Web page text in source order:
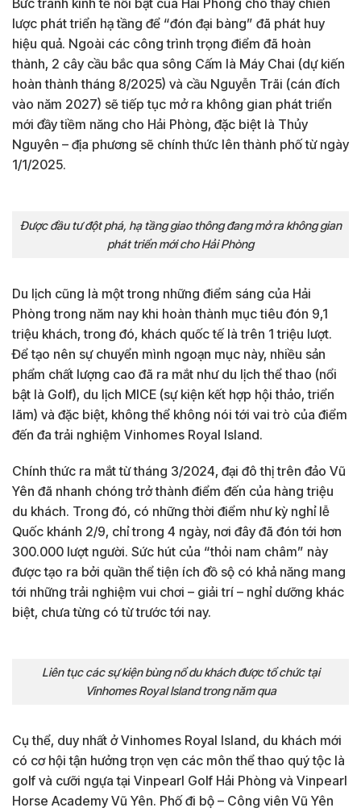
Bức tranh kinh tế nổi bật của Hải Phòng cho thấy chiến
lược phát triển hạ tầng để “đón đại bàng” đã phát huy
hiệu quả. Ngoài các công trình trọng điểm đã hoàn
thành, 2 cây cầu bắc qua sông Cấm là Máy Chai (dự kiến
hoàn thành tháng 8/2025) và cầu Nguyễn Trãi (cán đích
vào năm 2027) sẽ tiếp tục mở ra không gian phát triển
mới đầy tiềm năng cho Hải Phòng, đặc biệt là Thủy
Nguyên – địa phương sẽ chính thức lên thành phố từ ngày
1/1/2025.
Được đầu tư đột phá, hạ tầng giao thông đang mở ra không gian
phát triển mới cho Hải Phòng
Du lịch cũng là một trong những điểm sáng của Hải
Phòng trong năm nay khi hoàn thành mục tiêu đón 9,1
triệu khách, trong đó, khách quốc tế là trên 1 triệu lượt.
Để tạo nên sự chuyển mình ngoạn mục này, nhiều sản
phẩm chất lượng cao đã ra mắt như du lịch thể thao (nổi
bật là Golf), du lịch MICE (sự kiện kết hợp hội thảo, triển
lãm) và đặc biệt, không thể không nói tới vai trò của điểm
đến đa trải nghiệm Vinhomes Royal Island.
Chính thức ra mắt từ tháng 3/2024, đại đô thị trên đảo Vũ
Yên đã nhanh chóng trở thành điểm đến của hàng triệu
du khách. Trong đó, có những thời điểm như kỳ nghỉ lễ
Quốc khánh 2/9, chỉ trong 4 ngày, nơi đây đã đón tới hơn
300.000 lượt người. Sức hút của “thỏi nam châm” này
được tạo ra bởi quần thể tiện ích đồ sộ có khả năng mang
tới những trải nghiệm vui chơi – giải trí – nghỉ dưỡng khác
biệt, chưa từng có từ trước tới nay.
Liên tục các sự kiện bùng nổ du khách được tổ chức tại
Vinhomes Royal Island trong năm qua
Cụ thể, duy nhất ở Vinhomes Royal Island, du khách mới
có cơ hội tận hưởng trọn vẹn các môn thể thao quý tộc là
golf và cưỡi ngựa tại Vinpearl Golf Hải Phòng và Vinpearl
Horse Academy Vũ Yên. Phố đi bộ – Công viên Vũ Yên